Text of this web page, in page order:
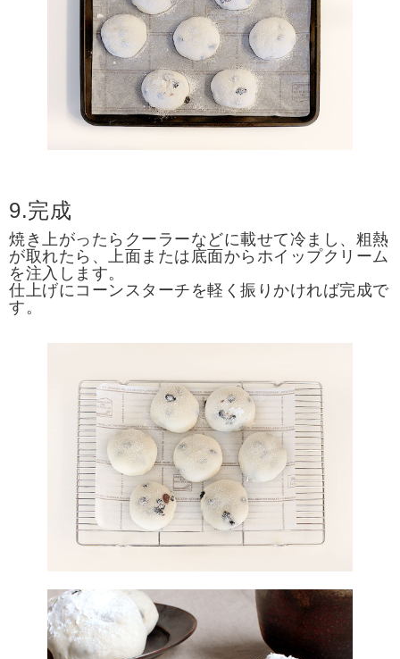
9.完成
焼き上がったらクーラーなどに載せて冷まし、粗熱
が取れたら、上面または底面からホイップクリーム
を注入します。
仕上げにコーンスターチを軽く振りかければ完成で
す。